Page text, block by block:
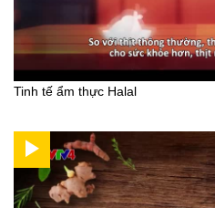
Tinh tế ẩm thực Halal